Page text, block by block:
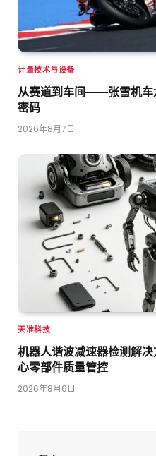
计量技术与设备
从赛道到车间——张雪机车
密码
2026年8月7日
天准科技
机器人谐波减速器检测解
心零部件质量管控
2026年8月6日